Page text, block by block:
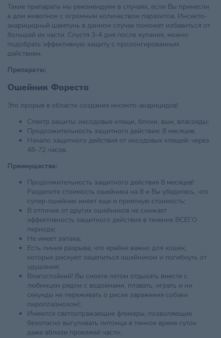
Такие препараты мы рекомендуем в случаях, если Вы принесли
в дом животное с огромным количеством паразитов. Инсекто-
акарицидный шампунь в данном случае поможет избавиться от
большей их части. Спустя 3-4 дня после купания, можно
подобрать эффективную защиту с пролонгированным
действием.
Препараты:
Ошейник Форесто
Это прорыв в области создания инсекто-акарицидов!
Спектр защиты: иксодовые клещи, блохи, вши, власоеды;
Продолжительность защитного действия: 8 месяцев;
Начало защитного действия от иксодовых клещей: через
48-72 часов.
Преимущества:
Продолжительность защитного действия 8 месяцев!
Разделите стоимость ошейника на 8 и Вы убедитесь, что
супер-ошейник имеет еще и приятную стоимость;
В отличие от других ошейников не снижает
эффективность защитного действия в течение ВСЕГО
периода;
Не имеет запаха;
Есть линия разрыва, что крайне важно для кошек,
которые рискуют зацепиться ошейником и погибнуть от
удушения;
Влагостойкий! Вы смоете летом отдыхать вместе с
любимцем рядом с водоемами, плавать, играть и ни
секунды не переживать о риске заражения собаки
пироплазмозом!;
Имеются светоотражающие фликеры, позволяющие
безопасно выгуливать питомца в темное время суток
даже вблизи проезжей части.